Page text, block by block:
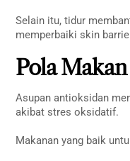
Selain itu, tidur
memperbaiki skin
Pola
Asupan antioksidan
akibat stres oksidatif.
Makanan yang baik